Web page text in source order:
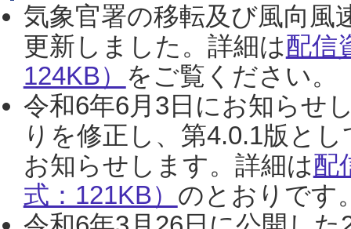
気象官署の移転及び風向風
更新しました。詳細は配信
124KB） をご覧ください。
令和6年6月3日にお知らせ
りを修正し、第4.0.1版と
お知らせします。詳細は配
式：121KB） のとおりです